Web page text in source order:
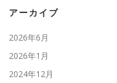
アーカイブ
2026年6月
2026年1月
2024年12月